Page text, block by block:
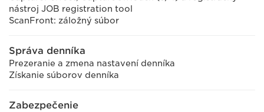
nástroj JOB registration tool
ScanFront: záložný súbor
Správa denníka
Prezeranie a zmena nastavení denníka
Získanie súborov denníka
Zabezpečenie